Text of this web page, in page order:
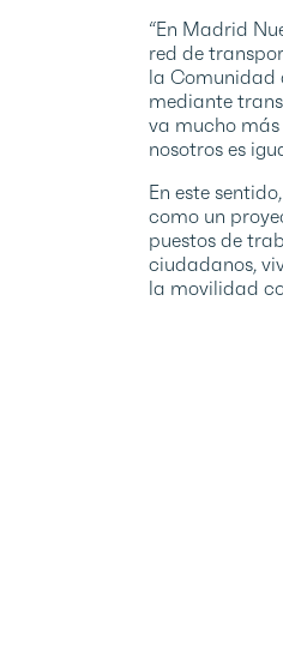
“En Madrid
red de
la Comunidad
mediante
va mucho
nosotros es
En este
como un
puestos de
ciudadanos,
la movilidad